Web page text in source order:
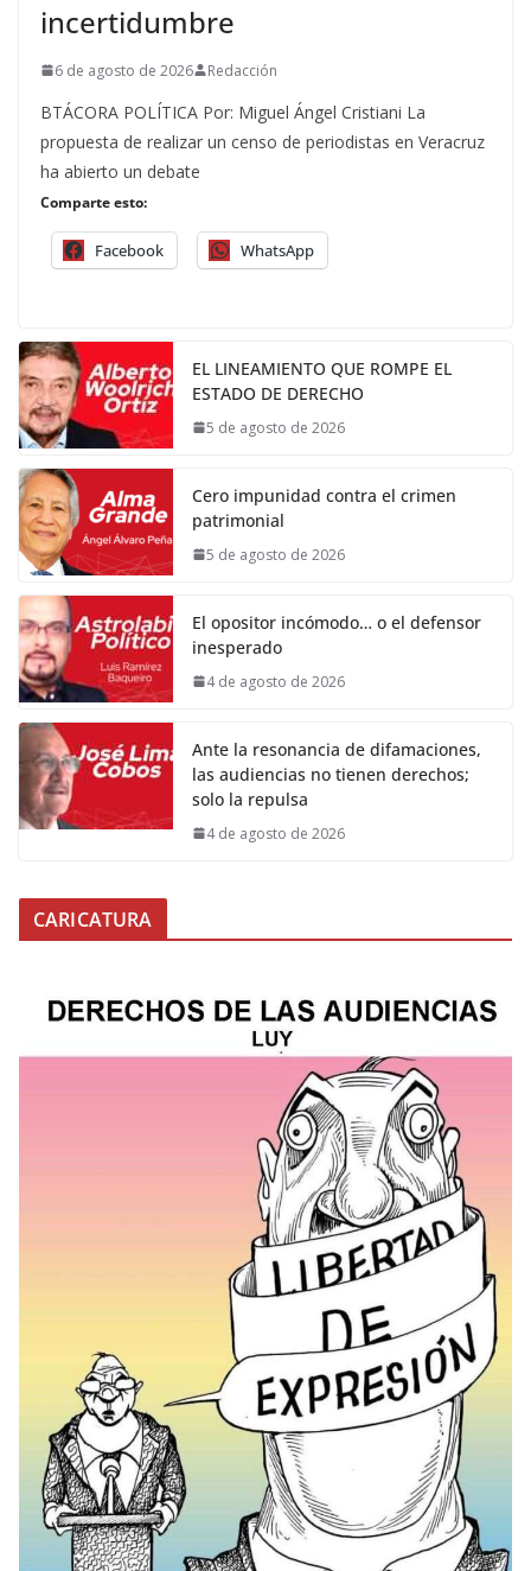
incertidumbre
6 de agosto de 2026 Redacción
BTÁCORA POLÍTICA Por: Miguel Ángel Cristiani La
propuesta de realizar un censo de periodistas en Veracruz
ha abierto un debate
Comparte esto:
Facebook WhatsApp
EL LINEAMIENTO QUE ROMPE EL
ESTADO DE DERECHO
5 de agosto de 2026
Cero impunidad contra el crimen
patrimonial
5 de agosto de 2026
El opositor incómodo… o el defensor
inesperado
4 de agosto de 2026
Ante la resonancia de difamaciones,
las audiencias no tienen derechos;
solo la repulsa
4 de agosto de 2026
CARICATURA